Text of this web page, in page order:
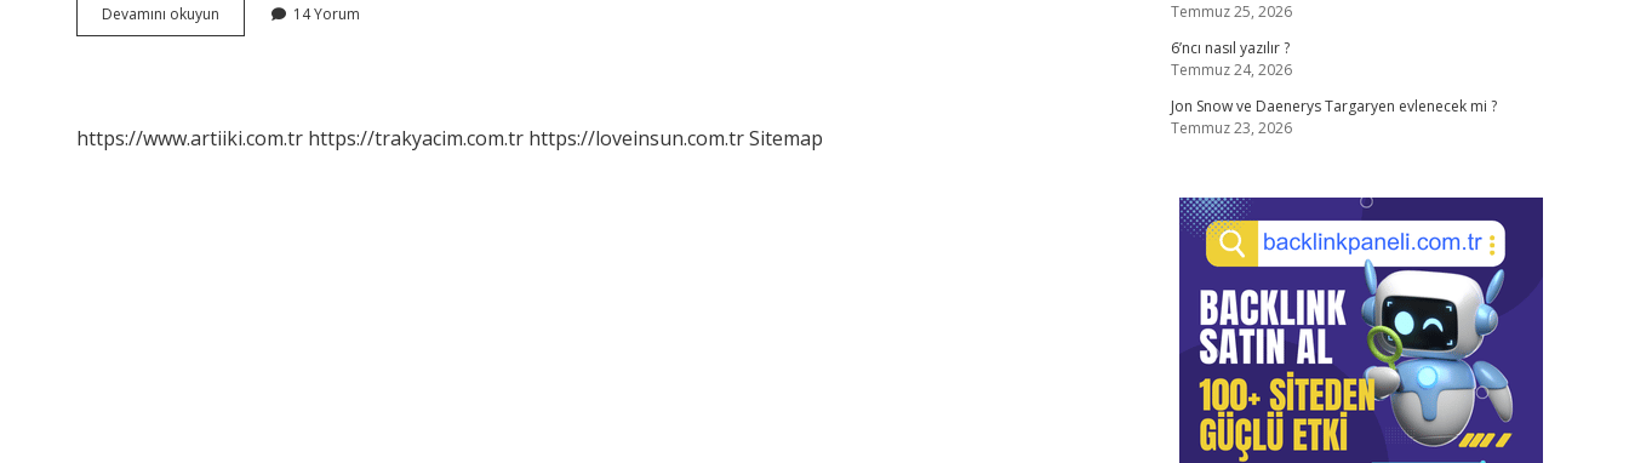
Devamını okuyun
Devletten
14 Yorum
https://www.artiiki.com.tr https://trakyacim.com.tr https://loveinsun.com.trSitemap
Temmuz 25, 2026
6’ncı nasıl yazılır ?
Temmuz 24, 2026
Jon Snow ve Daenerys Targaryen evlenecek mi ?
Temmuz 23, 2026